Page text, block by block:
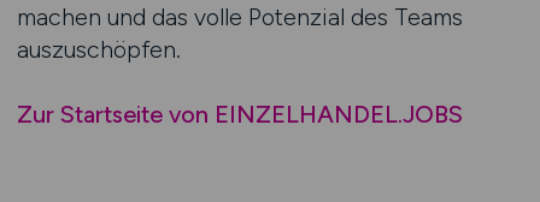
machen und das volle Potenzial des Teams
auszuschöpfen.
Zur Startseite von EINZELHANDEL.JOBS